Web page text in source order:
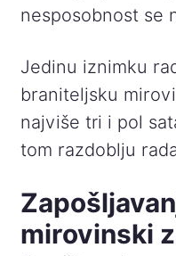
nesposobnost se
Jedinu iznimku
braniteljsku
najviše tri i pol
tom razdoblju
mirovinski